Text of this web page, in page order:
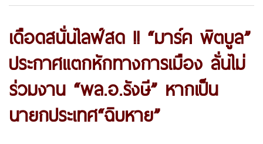
เดือดสนั่นไลฟ์สด !! “มาร์ค พิตบูล”
ประกาศแตกหักทางการเมือง ลั่นไม่
ร่วมงาน “พล.อ.รังษี” หากเป็น
นายกประเทศ“ฉิบหาย”